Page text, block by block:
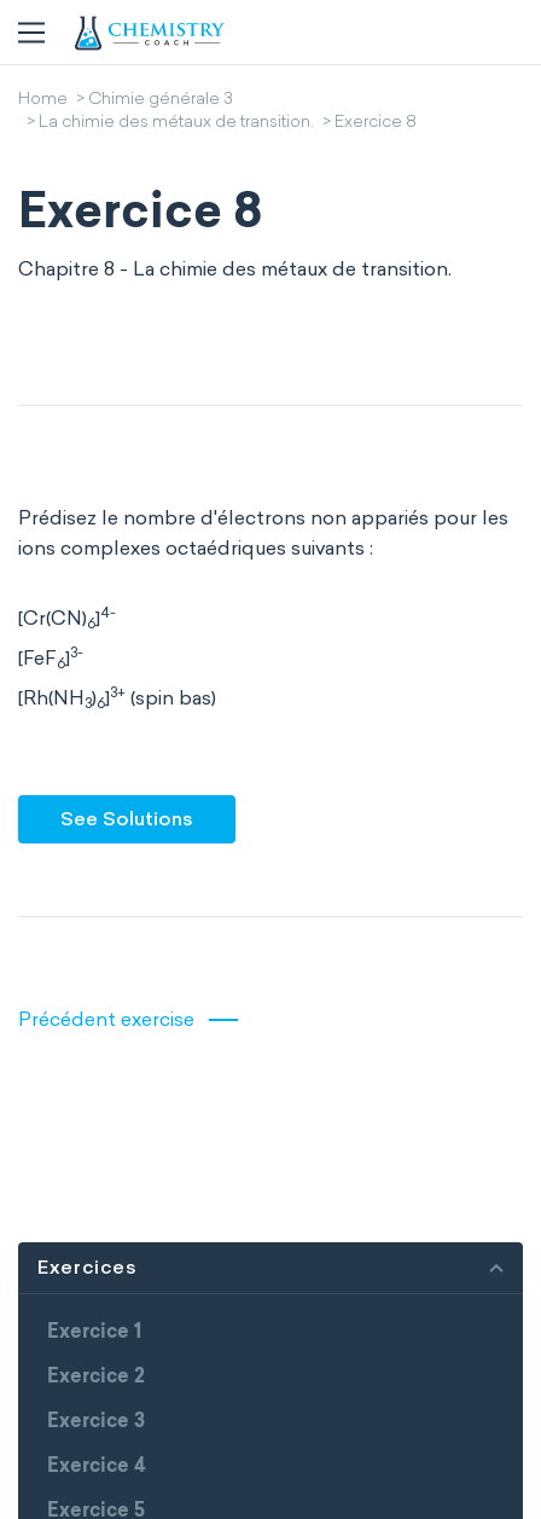
Home
Chimie générale 3
La chimie des métaux de transition.
Exercice 8
Exercice 8
Chapitre 8 - La chimie des métaux de transition.
Prédisez le nombre d'électrons non appariés pour les
ions complexes octaédriques suivants :
[Cr(CN)6]4-
[FeF6]3-
[Rh(NH 3)6]3+ (spin bas)
See Solutions
Précédent exercise
Exercices
Exercice 1
Exercice 2
Exercice 3
Exercice 4
Exercice 5